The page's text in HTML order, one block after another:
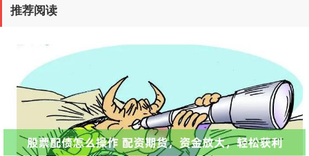
推荐阅读